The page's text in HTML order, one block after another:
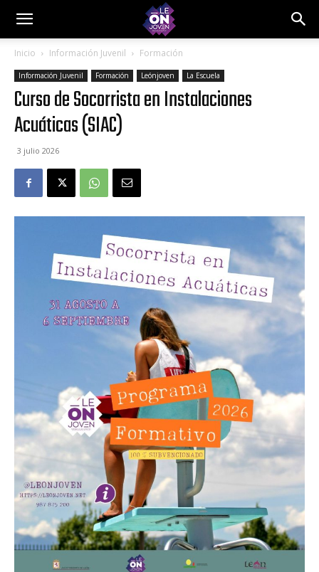
Inicio Información Juvenil Formación
Información Juvenil Formación Leónjoven La Escuela
Curso de Socorrista en Instalaciones
Acuáticas (SIAC)
3 julio 2026